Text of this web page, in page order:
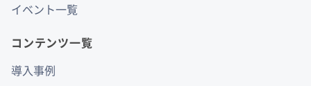
イベント一覧
コンテンツ一覧
導入事例